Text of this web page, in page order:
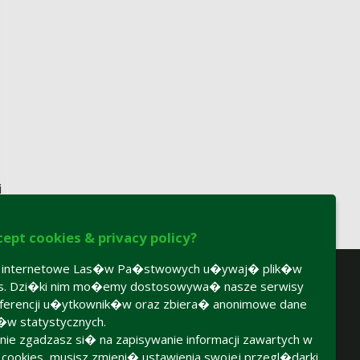
cookies & privacy policy?
internetowe Las�w Pa�stwowych u�ywaj� plik�w
Dzi�ki nim mo�emy dostosowywa� nasze serwisy
u�ytkownik�w oraz zbiera� anonimowe dane
statystycznych.
zgadzasz si� na zapisywanie informacji zawartych w
cookies, musisz zmieni� ustawienia swojej przegl�darki